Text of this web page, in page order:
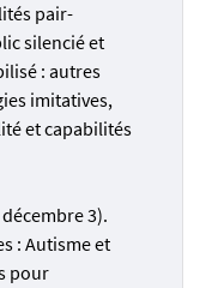
pair-
silencié et
: autres
imitatives,
et capabilités
3).
: Autisme et
pour